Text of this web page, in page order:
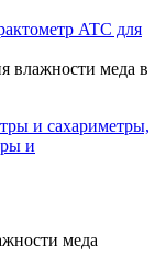
ATC для
влажности меда в
и сахариметры,
и